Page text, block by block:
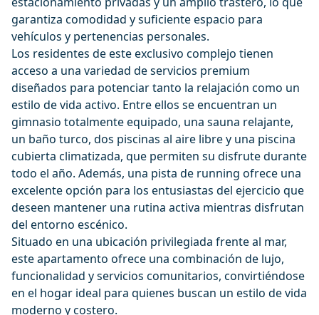
garantiza comodidad y suficiente espacio para
vehículos y pertenencias personales.
Los residentes de este exclusivo complejo tienen
acceso a una variedad de servicios premium
diseñados para potenciar tanto la relajación como un
estilo de vida activo. Entre ellos se encuentran un
gimnasio totalmente equipado, una sauna relajante,
un baño turco, dos piscinas al aire libre y una piscina
cubierta climatizada, que permiten su disfrute durante
todo el año. Además, una pista de running ofrece una
excelente opción para los entusiastas del ejercicio que
deseen mantener una rutina activa mientras disfrutan
del entorno escénico.
Situado en una ubicación privilegiada frente al mar,
este apartamento ofrece una combinación de lujo,
funcionalidad y servicios comunitarios, convirtiéndose
en el hogar ideal para quienes buscan un estilo de vida
moderno y costero.